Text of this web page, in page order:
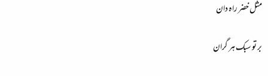
مثل خضر راہ دان
بر تو سبک ہر گران